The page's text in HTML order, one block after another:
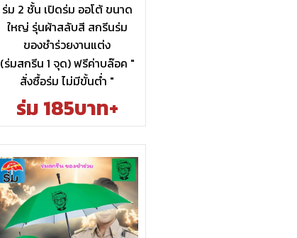
ร่ม 2 ชั้น เปิดร่ม ออโต้ ขนาด
ใหญ่ รุ่นผ้าสลับสี สกรีนร่ม
ของชำร่วยงานแต่ง
(ร่มสกรีน 1 จุด) ฟรีค่าบล๊อค "
สั่งซื้อร่ม ไม่มีขั้นต่ำ "
ร่ม 185บาท+